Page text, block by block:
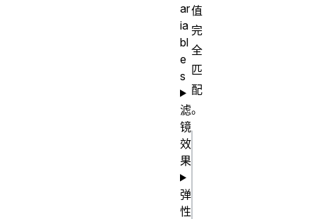
值
完
全
匹
配
。
ar
ia
bl
e
s
滤
镜
效
果
弹
性